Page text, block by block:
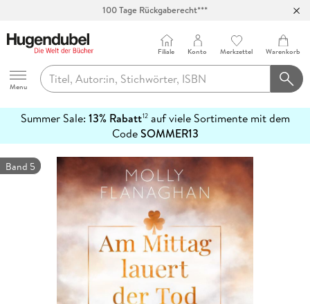
Hugendubel
Menu
Filiale Konto Merkzettel Warenkorb
Summer Sale: 13% Rabatt12auf viele Sortimente mit dem
CodeSOMMER13
erfahren
Band 5